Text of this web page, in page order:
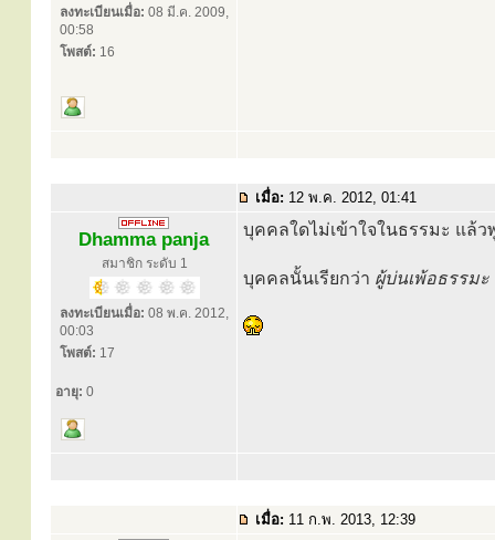
ลงทะเบียนเมื่อ: 08 มี.ค. 2009,
00:58
โพสต์: 16
เมื่อ: 12 พ.ค. 2012, 01:41
Dhamma panja
สมาชิก ระดับ 1
ลงทะเบียนเมื่อ: 08 พ.ค. 2012,
00:03
โพสต์: 17
อายุ: 0
บุคคลใดไม่เข้าใจในธรรมะ แล้ว
บุคคลนั้นเรียกว่า ผู้บ่นเพ้อธรรมะ
เมื่อ: 11 ก.พ. 2013, 12:39